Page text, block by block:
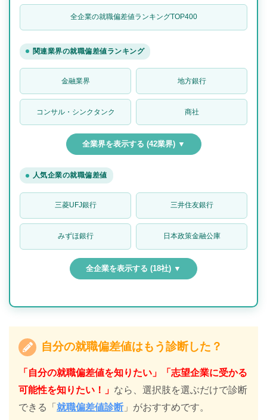
全企業の就職偏差値ランキングTOP400
関連業界の就職偏差値ランキング
金融業界 地方銀行
コンサル・シンクタンク 商社
全業界を表示する (42業界) ▼
人気企業の就職偏差値
三菱UFJ銀行 三井住友銀行
みずほ銀行 日本政策金融公庫
全企業を表示する (18社) ▼
自分の就職偏差値はもう診断した？
「自分の就職偏差値を知りたい」「志望企業に受かる
可能性を知りたい！」 なら、選択肢を選ぶだけで診断
できる「 就職偏差値診断 」がおすすめです。